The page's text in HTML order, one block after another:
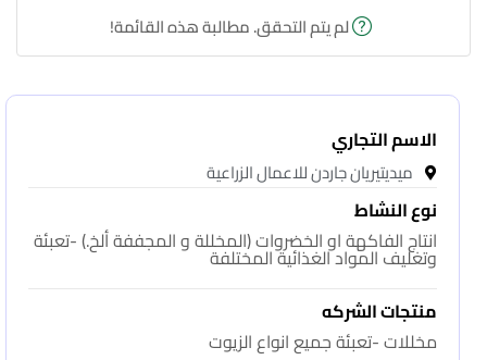
لم يتم التحقق. مطالبة هذه القائمة!
الاسم التجاري
ميديتيريان جاردن للاعمال الزراعية
نوع النشاط
انتاج الفاكهة او الخضروات (المخللة و المجففة ألخ.) -تعبئة
وتغليف المواد الغذائية المختلفة
منتجات الشركه
مخللات -تعبئة جميع انواع الزيوت